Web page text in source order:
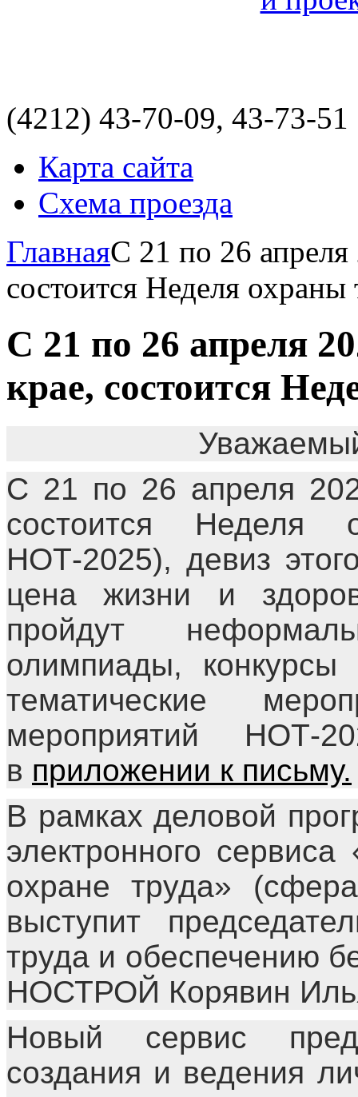
(4212) 43-70-09, 43-73-51
Карта сайта
Схема проезда
ГлавнаяС 21 по 26 апреля
состоится Неделя охраны
С 21 по 26 апреля
крае, состоится
С 21 по 26 апреля
состоится
НОТ-2025), девиз
цена жизни и
пройдут
олимпиады,
тематические
мероприятий НОТ-
в приложении к письму.
В рамках деловой
электронного
охране труда»
выступит
труда и обеспечению
НОСТРОЙ Корявин
Новый сервис
создания и ведения